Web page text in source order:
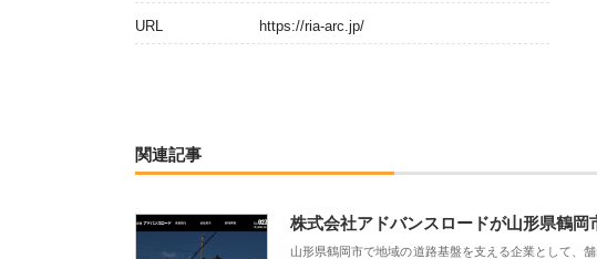
URL https://ria-arc.jp/
関連記事
株式会社アドバンスロードが山形県鶴
山形県鶴岡市で地域の道路基盤を支える企業として、